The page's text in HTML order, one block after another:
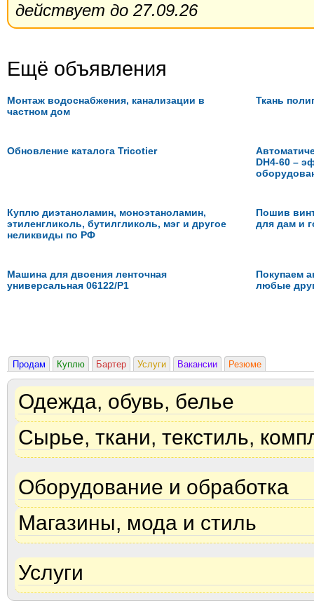
действует до 27.09.26
Ещё объявления
Монтаж водоснабжения, канализации в
частном дом
Ткань
Обновление каталога Tricotier
DH4-60 –
Куплю диэтаноламин, моноэтаноламин,
этиленгликоль, бутилгликоль, мэг и другое
неликвиды по РФ
Пошив
для дам и
Машина для двоения ленточная
универсальная 06122/Р1
Покупаем
любые
Продам Куплю Бартер Услуги Вакансии Резюме
Одежда, обувь, белье
Сырье, ткани, текстиль,
Оборудование и обработка
Магазины, мода и стиль
Услуги